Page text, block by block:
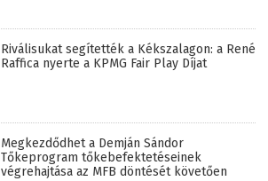
Riválisukat segítették a Kékszalagon: a René
Raffica nyerte a KPMG Fair Play Díjat
Megkezdődhet a Demján Sándor
Tőkeprogram tőkebefektetéseinek
végrehajtása az MFB döntését követően